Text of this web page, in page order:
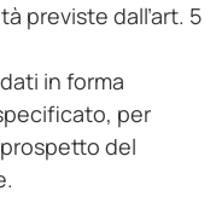
previste dall’art. 5
in forma
per
del